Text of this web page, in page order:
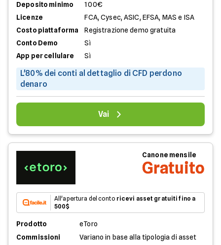
Deposito minimo
100€
Licenze
FCA, Cysec, ASIC, EFSA, MAS e ISA
Costo piattaforma
Registrazione demo gratuita
Conto Demo
Sì
App per cellulare
Sì
L'80% dei conti al dettaglio di CFD perdono
denaro
Vai
Canone mensile
Gratuito
All'apertura del conto ricevi asset gratuiti fino a
500$
Prodotto
eToro
Commissioni
Variano in base alla tipologia di asset